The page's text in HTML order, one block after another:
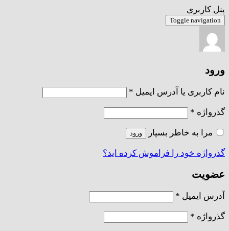
پنل کاربری
Toggle navigation
ورود
نام کاربری یا آدرس ایمیل *
گذرواژه *
مرا به خاطر بسپار ورود
گذرواژه خود را فراموش کرده اید؟
عضویت
آدرس ایمیل *
گذرواژه *